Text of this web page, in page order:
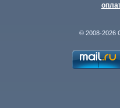
© 2008-